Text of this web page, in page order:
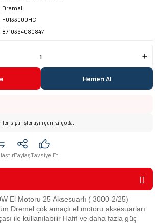
Dremel
F0133000HC
8710364080847
Hemen Al
siparişler aynı gün kargoda.
PaylaşTavsiye Et
El Motoru 25 Aksesuarlı ( 3000-2/25)
Dremel çok amaçlı el motoru aksesuarları
ile kullanılabilir Hafif ve daha fazla güç